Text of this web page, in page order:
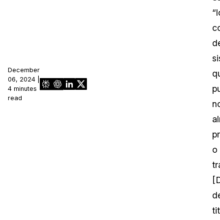
December
06, 2024 |
4 minutes
read
o